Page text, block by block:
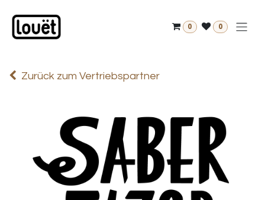
0 0
Zurück zum Vertriebspartner